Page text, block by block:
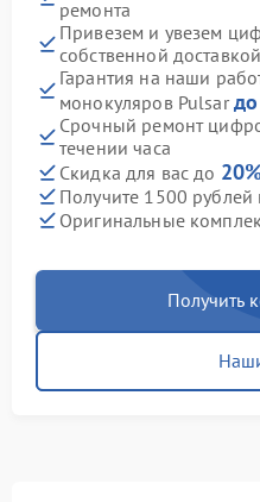
ремонта
Привезем и увезем
собственной доставкой
Гарантия на наши
монокуляров Pulsar
Срочный ремонт
течении часа
Скидка для вас до
Получите 1500 рублей
Оригинальные
Получить